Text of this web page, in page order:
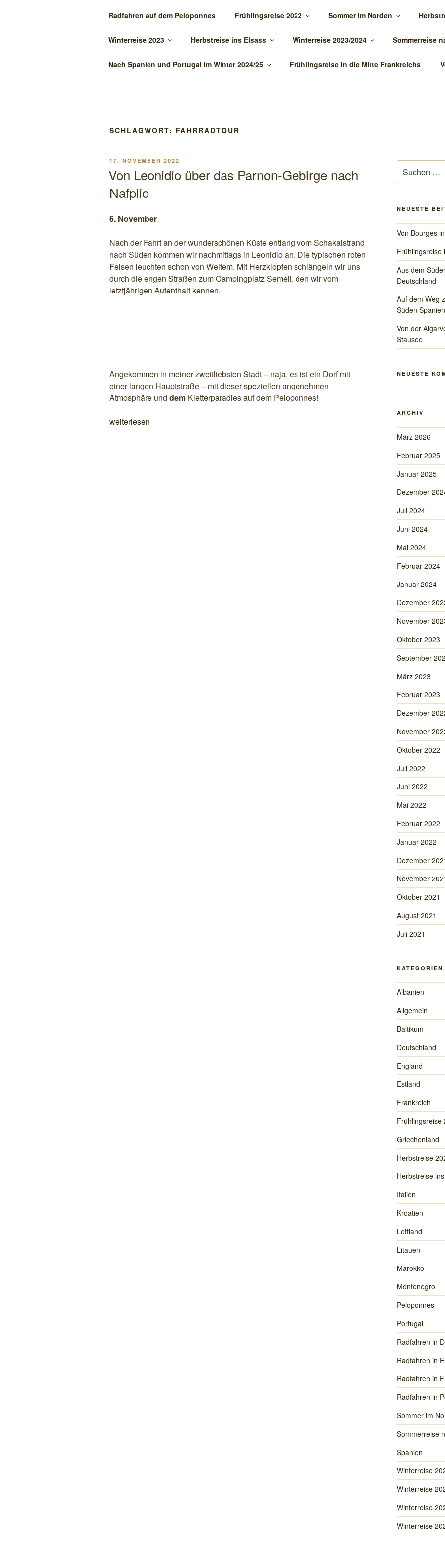
BIENE-ON-TOUR.DE
Radfahren auf dem Peloponnes Frühlingsreise 2022 Sommer im Norden
Winterreise 2023 Herbstreise ins Elsass Winterreise 2023/2024 Sommerreise
Nach Spanien und Portugal im Winter 2024/25 Frühlingsreise in die Mitte Frankreichs
SCHLAGWORT: FAHRRADTOUR
VERÖFFENTLICHT
17. NOVEMBER 2022
Von Leonidio über das Parnon-Gebirge nach
Nafplio
6. November
Nach der Fahrt an der wunderschönen Küste entlang vom Schakalstrand
nach Süden kommen wir nachmittags in Leonidio an. Die typischen roten
Felsen leuchten schon von Weitem. Mit Herzklopfen schlängeln wir uns
durch die engen Straßen zum Campingplatz Semeli, den wir vom
letztjährigen Aufenthalt kennen.
Angekommen in meiner zweitliebsten Stadt – naja, es ist ein Dorf mit
einer langen Hauptstraße – mit dieser speziellen angenehmen
Atmosphäre und dem Kletterparadies auf dem Peloponnes!
„Von
weiterlesen
nach:
NEUESTE
Von Bourges
Frühlingsreise
Aus dem
Deutschland
Auf dem Weg
Süden
Von der
Stausee
NEUESTE
ARCHIV
März 2026
Februar 2025
Januar 2025
Dezember
Juli 2024
Juni 2024
Mai 2024
Februar 2024
Januar 2024
Dezember
November
Oktober 2023
September
März 2023
Februar 2023
Dezember
November
Oktober 2022
Juli 2022
Juni 2022
Mai 2022
Februar 2022
Januar 2022
Dezember
November
Oktober 2021
August 2021
Juli 2021
KATEGORIEN
Albanien
Allgemein
Baltikum
Deutschland
England
Estland
Frankreich
Frühlingsreise
Griechenland
Herbstreise
Herbstreise
Italien
Kroatien
Lettland
Litauen
Marokko
Montenegro
Peloponnes
Portugal
Radfahren in
Radfahren in
Radfahren in
Radfahren in
Sommer im
Sommerreise
Spanien
Winterreise
Winterreise
Winterreise
Winterreise